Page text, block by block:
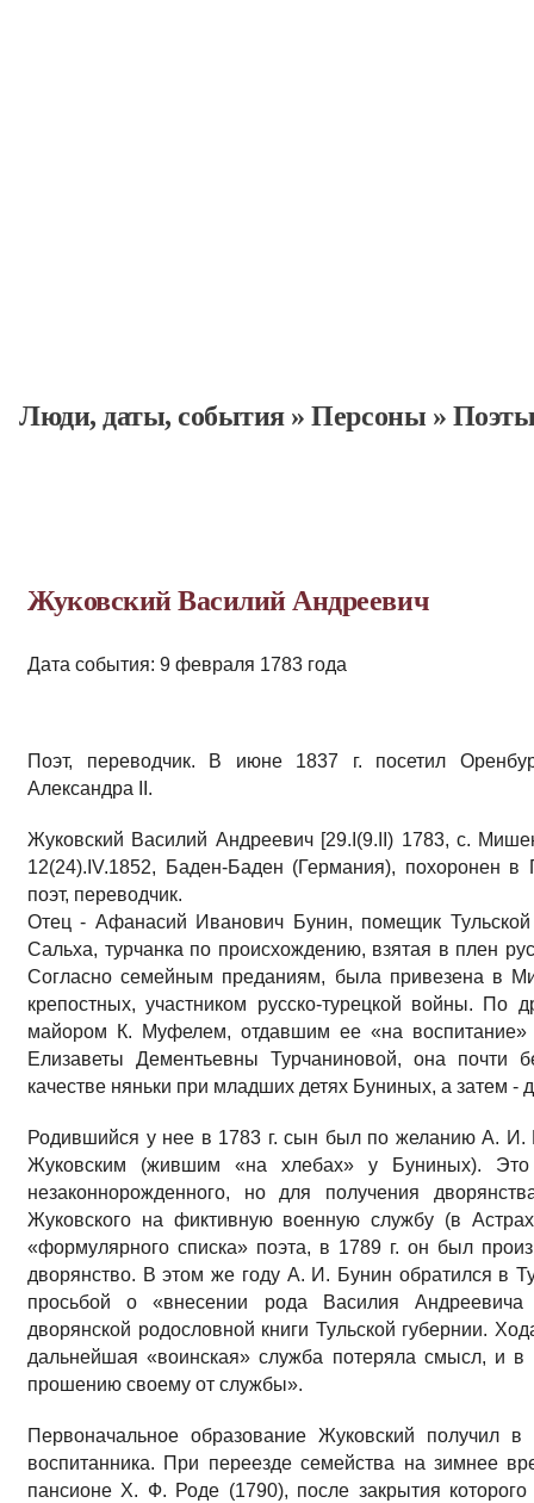
Люди, даты, cобытия»Персоны »
Жуковский Василий Андреевич
Дата события: 9 февраля 1783 года
Поэт, переводчик. В июне 1837 г. посетил
Александра II.
Жуковский Василий Андреевич [29.I(9.II) 1783, с.
12(24).IV.1852, Баден-Баден (Германия), похоронен в
поэт, переводчик.
Отец - Афанасий Иванович Бунин, помещик
Сальха, турчанка по происхождению, взятая в плен
Согласно семейным преданиям, была привезена в
крепостных, участником русско-турецкой войны.
майором К. Муфелем, отдавшим ее «на
Елизаветы Дементьевны Турчаниновой, она
качестве няньки при младших детях Буниных, а затем -
Родившийся у нее в 1783 г. сын был по желанию А. И.
Жуковским (жившим «на хлебах» у Буниных). Это
незаконнорожденного, но для получения
Жуковского на фиктивную военную службу (в
«формулярного списка» поэта, в 1789 г. он был
дворянство. В этом же году А. И. Бунин обратился в
просьбой о «внесении рода Василия Андреевича
дворянской родословной книги Тульской губернии.
дальнейшая «воинская» служба потеряла смысл, и
прошению своему от службы».
Первоначальное образование Жуковский получил
воспитанника. При переезде семейства на зимнее
пансионе X. Ф. Роде (1790), после закрытия